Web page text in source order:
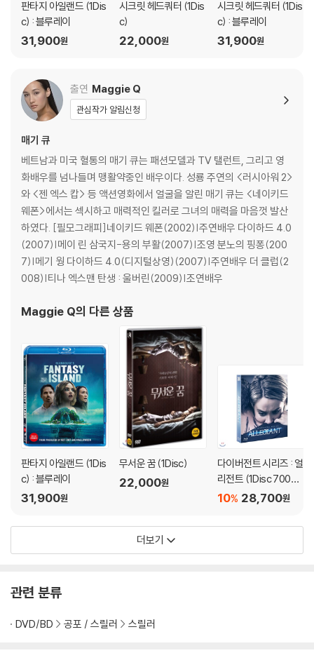
판타지 아일랜드 (1Dis
c) : 블루레이
31,900원
시크릿 헤드쿼터 (1Dis
c)
22,000원
시크릿 헤드쿼터 (1Dis
c) : 블루레이
31,900원
출연 Maggie Q
관심작가 알림신청
매기 큐
베트남과 미국 혈통의 매기 큐는 패션모델과 TV 탤런트, 그리고 영
화배우를 넘나들며 맹활약중인 배우이다. 성룡 주연의 <러시아워 2>
와 <젠 엑스 캅> 등 액션영화에서 얼굴을 알린 매기 큐는 <네이키드
웨폰>에서는 섹시하고 매력적인 킬러로 그녀의 매력을 마음껏 발산
하였다. [필모그래피]네이키드 웨폰(2002)|주연배우 다이하드 4.0
(2007)|메이 린 삼국지-용의 부활(2007)|조영 분노의 핑퐁(200
7)|메기 웡 다이하드 4.0(디지털상영)(2007)|주연배우 더 클럽(2
008)|티나 엑스맨 탄생 : 울버린(2009)|조연배우
Maggie Q의 다른 상품
판타지 아일랜드 (1Dis
c) : 블루레이
31,900원
무서운 꿈 (1Disc)
22,000원
다이버전트 시리즈 : 얼
리전트 (1Disc 700장
풀슬립 넘버링 한정판)
28,700원
10%
더보기
관련 분류
DVD/BD 공포 / 스릴러 스릴러